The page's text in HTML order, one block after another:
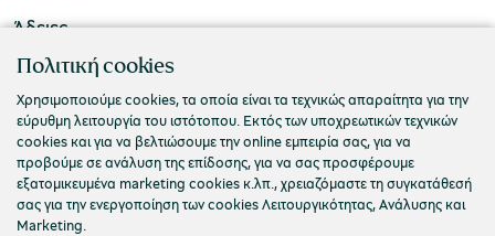
Άδειες
ΠΟΛΙΤΙΣΤΙΚΟ ΙΔΡΥΜΑ ΟΜΙΛΟΥ ΠΕΙΡΑΙΩΣ
Τ. 210 3256922
Ε. info@piop.gr
ΣΥΝΔΕΘΕΙΤΕ ΜΑΖΙ ΜΑΣ
Πολιτική cookies
Χρησιμοποιούμε cookies, τα οποία είναι τα τεχνικώς απαραίτητα για την
εύρυθμη λειτουργία του ιστότοπου. Εκτός των υποχρεωτικών τεχνικών
cookies και για να βελτιώσουμε την online εμπειρία σας, για να
προβούμε σε ανάλυση της επίδοσης, για να σας προσφέρουμε
εξατομικευμένα marketing cookies κ.λπ., χρειαζόμαστε τη συγκατάθεσή
σας για την ενεργοποίηση των cookies Λειτουργικότητας, Ανάλυσης και
Marketing.